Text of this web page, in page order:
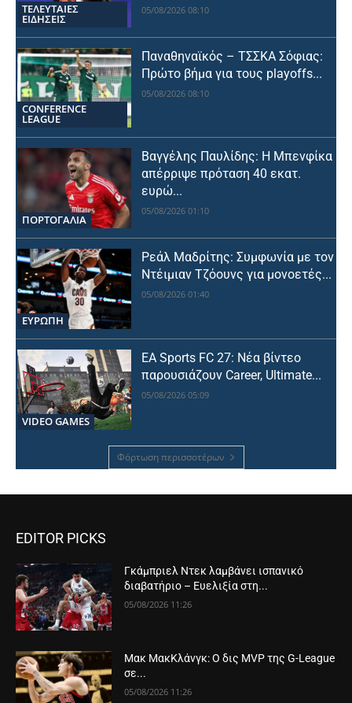
ΤΕΛΕΥΤΑΙΕΣ
ΕΙΔΗΣΕΙΣ
05/08/2026 08:10
CONFERENCE
LEAGUE
Παναθηναϊκός – ΤΣΣΚΑ Σόφιας:
Πρώτο βήμα για τους playoffs...
05/08/2026 08:10
ΠΟΡΤΟΓΑΛΙΑ
Βαγγέλης Παυλίδης: Η Μπενφίκα
απέρριψε πρόταση 40 εκατ.
ευρώ...
05/08/2026 01:10
ΕΥΡΩΠΗ
Ρεάλ Μαδρίτης: Συμφωνία με τον
Ντέιμιαν Τζόουνς για μονοετές...
05/08/2026 01:40
VIDEO GAMES
EA Sports FC 27: Νέα βίντεο
παρουσιάζουν Career, Ultimate...
05/08/2026 05:09
Φόρτωση περισσοτέρων
EDITOR PICKS
Γκάμπριελ Ντεκ λαμβάνει ισπανικό
διαβατήριο – Ευελιξία στη...
05/08/2026 11:26
Μακ ΜακΚλάνγκ: Ο δις MVP της G-League
σε...
05/08/2026 11:26